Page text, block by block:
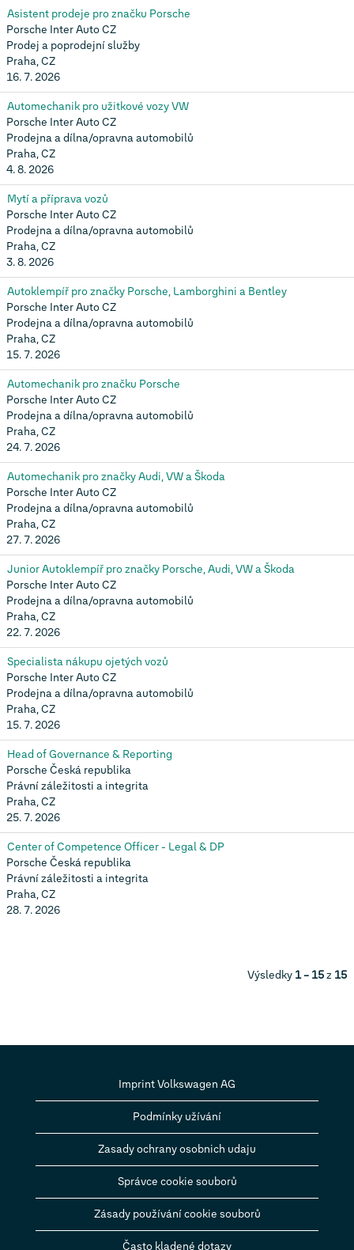
Asistent prodeje pro značku Porsche
Porsche Inter Auto CZ
Prodej a poprodejní služby
Praha, CZ
16. 7. 2026
Automechanik pro užitkové vozy VW
Porsche Inter Auto CZ
Prodejna a dílna/opravna automobilů
Praha, CZ
4. 8. 2026
Mytí a příprava vozů
Porsche Inter Auto CZ
Prodejna a dílna/opravna automobilů
Praha, CZ
3. 8. 2026
Autoklempíř pro značky Porsche, Lamborghini a Bentley
Porsche Inter Auto CZ
Prodejna a dílna/opravna automobilů
Praha, CZ
15. 7. 2026
Automechanik pro značku Porsche
Porsche Inter Auto CZ
Prodejna a dílna/opravna automobilů
Praha, CZ
24. 7. 2026
Automechanik pro značky Audi, VW a Škoda
Porsche Inter Auto CZ
Prodejna a dílna/opravna automobilů
Praha, CZ
27. 7. 2026
Junior Autoklempíř pro značky Porsche, Audi, VW a Škoda
Porsche Inter Auto CZ
Prodejna a dílna/opravna automobilů
Praha, CZ
22. 7. 2026
Specialista nákupu ojetých vozů
Porsche Inter Auto CZ
Prodejna a dílna/opravna automobilů
Praha, CZ
15. 7. 2026
Head of Governance & Reporting
Porsche Česká republika
Právní záležitosti a integrita
Praha, CZ
25. 7. 2026
Center of Competence Officer - Legal & DP
Porsche Česká republika
Právní záležitosti a integrita
Praha, CZ
28. 7. 2026
Výsledky 1 – 15z 15
Imprint Volkswagen AG
Podmínky užívání
Zasady ochrany osobnich udaju
Správce cookie souborů
Zásady používání cookie souborů
Často kladené dotazy